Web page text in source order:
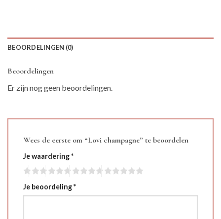
BEOORDELINGEN (0)
Beoordelingen
Er zijn nog geen beoordelingen.
Wees de eerste om “Lovi champagne” te beoordelen
Je waardering*
Je beoordeling*